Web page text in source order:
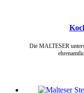
Die MALTESER